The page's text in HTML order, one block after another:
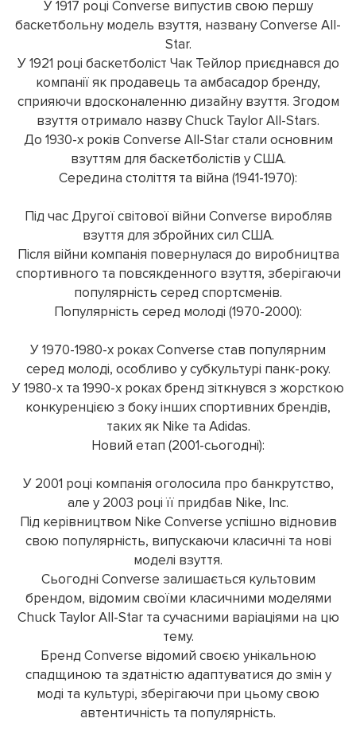
У 1917 році Converse випустив свою першу
баскетбольну модель взуття, названу Converse All-
Star.
У 1921 році баскетболіст Чак Тейлор приєднався до
компанії як продавець та амбасадор бренду,
сприяючи вдосконаленню дизайну взуття. Згодом
взуття отримало назву Chuck Taylor All-Stars.
До 1930-х років Converse All-Star стали основним
взуттям для баскетболістів у США.
Середина століття та війна (1941-1970):
Під час Другої світової війни Converse виробляв
взуття для збройних сил США.
Після війни компанія повернулася до виробництва
спортивного та повсякденного взуття, зберігаючи
популярність серед спортсменів.
Популярність серед молоді (1970-2000):
У 1970-1980-х роках Converse став популярним
серед молоді, особливо у субкультурі панк-року.
У 1980-х та 1990-х роках бренд зіткнувся з жорсткою
конкуренцією з боку інших спортивних брендів,
таких як Nike та Adidas.
Новий етап (2001-сьогодні):
У 2001 році компанія оголосила про банкрутство,
але у 2003 році її придбав Nike, Inc.
Під керівництвом Nike Converse успішно відновив
свою популярність, випускаючи класичні та нові
моделі взуття.
Сьогодні Converse залишається культовим
брендом, відомим своїми класичними моделями
Chuck Taylor All-Star та сучасними варіаціями на цю
тему.
Бренд Converse відомий своєю унікальною
спадщиною та здатністю адаптуватися до змін у
моді та культурі, зберігаючи при цьому свою
автентичність та популярність.